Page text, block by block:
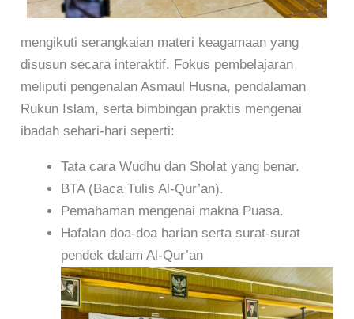
mengikuti serangkaian materi keagamaan yang
disusun secara interaktif. Fokus pembelajaran
meliputi pengenalan Asmaul Husna, pendalaman
Rukun Islam, serta bimbingan praktis mengenai
ibadah sehari-hari seperti:
Tata cara Wudhu dan Sholat yang benar.
BTA (Baca Tulis Al-Qur’an).
Pemahaman mengenai makna Puasa.
Hafalan doa-doa harian serta surat-surat
pendek dalam Al-Qur’an